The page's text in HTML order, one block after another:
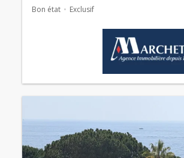
Bon état Exclusif